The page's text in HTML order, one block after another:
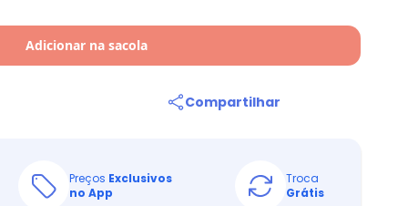
Adicionar na sacola
Compartilhar
Preços Exclusivos
no App
Troca
Grátis